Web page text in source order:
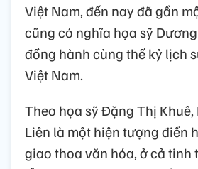
Việt Nam, đến nay đã gần
cũng có nghĩa họa sỹ
đồng hành cùng thế kỷ lịch
Việt Nam.
Theo họa sỹ Đặng Thị
Liên là một hiện tượng điển
giao thoa văn hóa, ở cả tinh